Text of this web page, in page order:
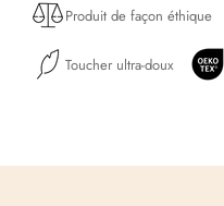
Produit de façon éthique
Toucher ultra-doux